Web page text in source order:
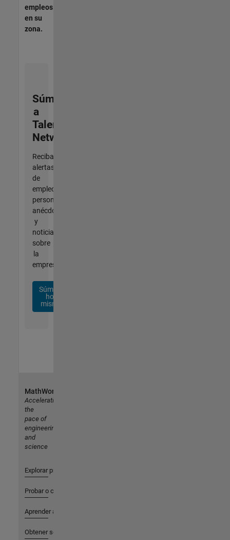
empleos
en su
zona.
Súmese
a
Talent
Network
Reciba
alertas
de
empleo
personalizadas,
anécdotas
y
noticias
sobre
la
empresa.
Súmese
hoy
mismo
MathWorks
Accelerating
the
pace of
engineering
and
science
Explorar productos
Probar o comprar
Aprender a utilizar
Obtener soporte